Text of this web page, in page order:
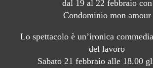
dal 19 al 22 febbraio con
Condominio mon amour
Lo spettacolo è un’ironica
del lavoro
Sabato 21 febbraio alle 18.00